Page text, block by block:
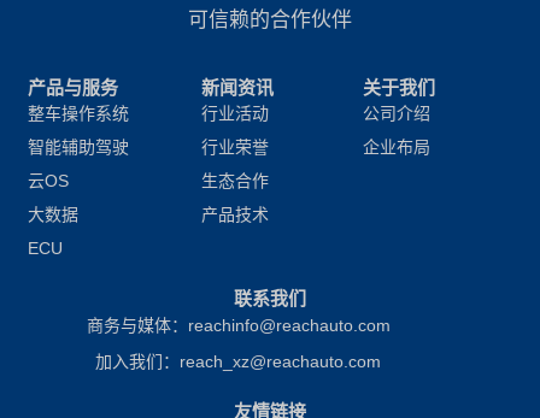
可信赖的合作伙伴
产品与服务
整车操作系统
智能辅助驾驶
云OS
大数据
ECU
新闻资讯
行业活动
行业荣誉
生态合作
产品技术
关于我们
公司介绍
企业布局
联系我们
商务与媒体：reachinfo@reachauto.com
加入我们：reach_xz@reachauto.com
友情链接